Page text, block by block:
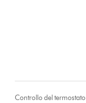
Controllo del termostato